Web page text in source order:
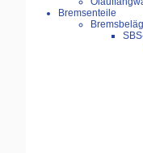
Bremsenteile